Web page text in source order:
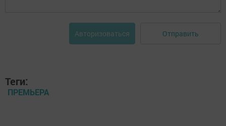
Авторизоваться Отправить
Теги:
ПРЕМЬЕРА